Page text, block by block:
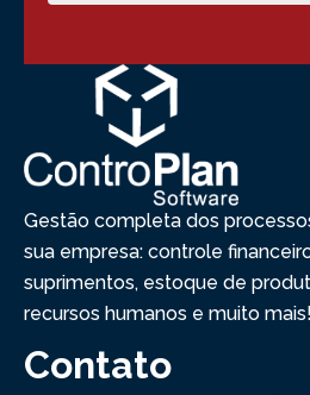
Gestão completa dos
sua empresa: controle
suprimentos, estoque de
recursos humanos e muito mais!
Contato